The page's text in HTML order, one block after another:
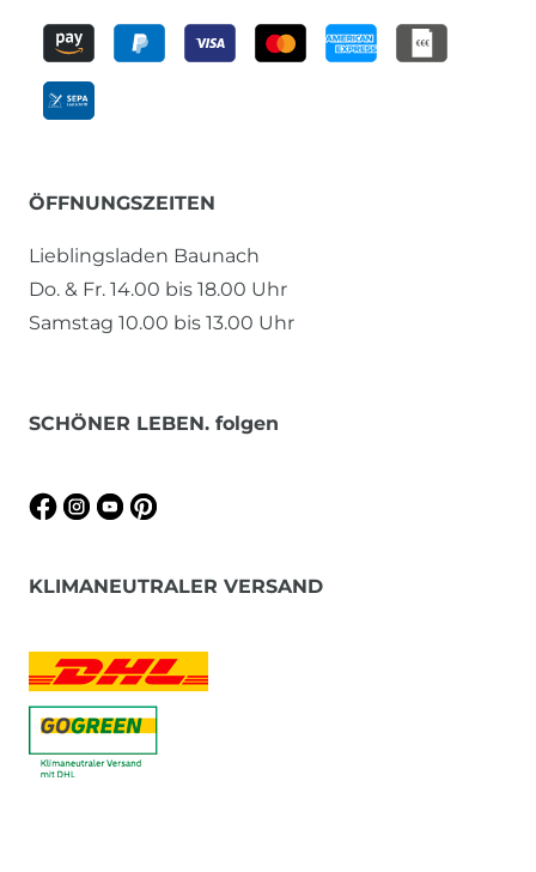
ÖFFNUNGSZEITEN
Lieblingsladen Baunach
Do. & Fr. 14.00 bis 18.00 Uhr
Samstag 10.00 bis 13.00 Uhr
SCHÖNER LEBEN. folgen
KLIMANEUTRALER VERSAND